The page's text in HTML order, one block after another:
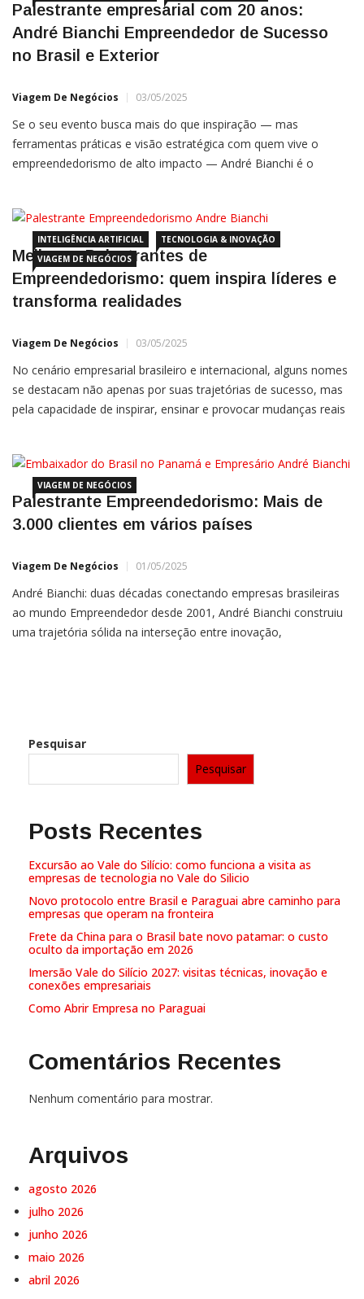
Palestrante empresarial com 20 anos:
André Bianchi Empreendedor de Sucesso
no Brasil e Exterior
Viagem De Negócios 03/05/2025
Se o seu evento busca mais do que inspiração — mas
ferramentas práticas e visão estratégica com quem vive o
empreendedorismo de alto impacto — André Bianchi é o
internacionalizou
INTELIGÊNCIA ARTIFICIAL
TECNOLOGIA & INOVAÇÃO
VIAGEM DE NEGÓCIOS
Melhores Palestrantes de
Empreendedorismo: quem inspira líderes e
transforma realidades
Viagem De Negócios 03/05/2025
No cenário empresarial brasileiro e internacional, alguns nomes
se destacam não apenas por suas trajetórias de sucesso, mas
pela capacidade de inspirar, ensinar e provocar mudanças reais
VIAGEM DE NEGÓCIOS
Palestrante Empreendedorismo: Mais de
3.000 clientes em vários países
Viagem De Negócios 01/05/2025
André Bianchi: duas décadas conectando empresas brasileiras
ao mundo Empreendedor desde 2001, André Bianchi construiu
uma trajetória sólida na interseção entre inovação,
Pesquisar
Pesquisar
Posts Recentes
Excursão ao Vale do Silício: como funciona a visita as
empresas de tecnologia no Vale do Silicio
Novo protocolo entre Brasil e Paraguai abre caminho para
empresas que operam na fronteira
Frete da China para o Brasil bate novo patamar: o custo
oculto da importação em 2026
Imersão Vale do Silício 2027: visitas técnicas, inovação e
conexões empresariais
Como Abrir Empresa no Paraguai
Comentários Recentes
Nenhum comentário para mostrar.
Arquivos
agosto 2026
julho 2026
junho 2026
maio 2026
abril 2026